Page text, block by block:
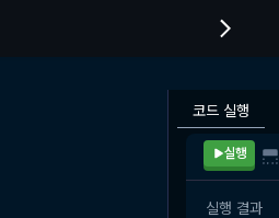
코드 실행
실행
실행 결과